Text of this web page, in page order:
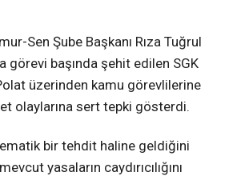
Sen Şube Başkanı Rıza Tuğrul
görevi başında şehit edilen SGK
üzerinden kamu görevlilerine
olaylarına sert tepki gösterdi.
bir tehdit haline geldiğini
yasaların caydırıcılığını